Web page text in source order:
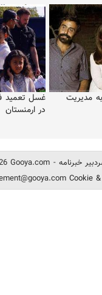
غسل تعميد
در ارمنستان
مدیریت
Cookie